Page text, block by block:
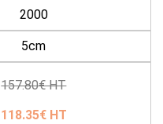
2000
5cm
157.80€ HT
118.35€ HT